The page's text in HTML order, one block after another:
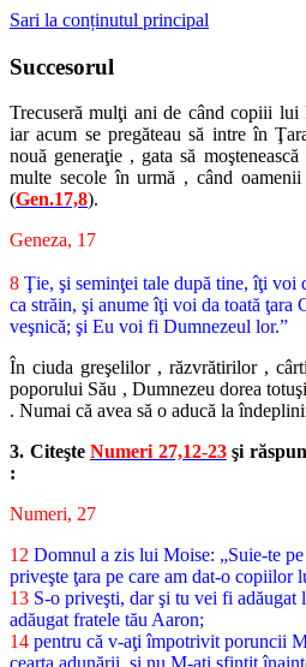
Sari la conținutul principal
Succesorul
Trecuseră mulţi ani de când copiii lui
iar acum se pregăteau să intre în
nouă generaţie , gata să
multe secole în urmă , când oamenii
(Gen.17,8).
Geneza, 17
8 Ţie, şi seminţei tale după tine, îţi voi
ca străin, şi anume îţi voi da toată ţara
veşnică; şi Eu voi fi Dumnezeul lor.”
În ciuda greşelilor , răzvrătirilor ,
poporului Său , Dumnezeu dorea
. Numai că avea să o aducă la
3. Citeşte Numeri 27,12-23şi
:
Numeri, 27
12 Domnul a zis lui Moise: „Suie-te
priveşte ţara pe care am dat-o copiilor
13 S-o priveşti, dar şi tu vei fi adăugat
adăugat fratele tău Aaron;
14 pentru că v-aţi împotrivit poruncii